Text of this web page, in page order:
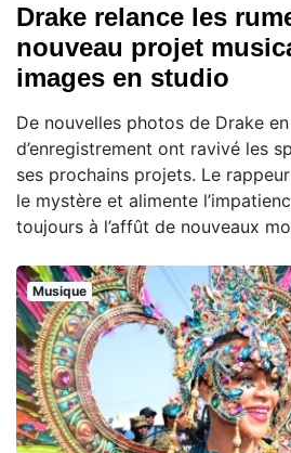
Drake relance les
nouveau projet
images en studio
De nouvelles photos de Drake
d’enregistrement ont ravivé les
ses prochains projets. Le
le mystère et alimente
toujours à l’affût de nouveaux
Musique